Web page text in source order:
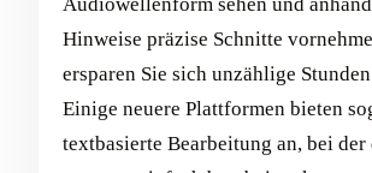
Hinweise präzise Schnitte
ersparen Sie sich unzählige
Einige neuere Plattformen bieten
textbasierte Bearbeitung an, bei der